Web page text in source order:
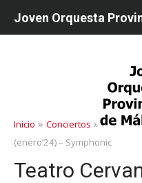
Joven Orquesta
Inicio » Conciertos »Otras
(enero’24) – Symphonic
Teatro